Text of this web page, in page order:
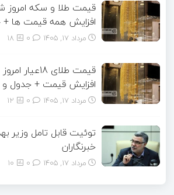
افزایش همه قیمت ها
مرداد ۱۷, ۱۴۰۵ 18
افزایش قیمت + جدول و
مرداد ۱۷, ۱۴۰۵ 12
توئیت قابل تامل وزیر
خبرنگاران
مرداد ۱۷, ۱۴۰۵ 10